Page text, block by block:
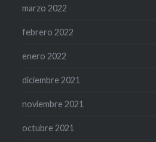
marzo 2022
febrero 2022
enero 2022
diciembre 2021
noviembre 2021
octubre 2021